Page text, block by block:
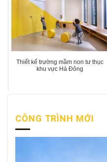
Thiết kế trường mầm non tư thục
khu vực Hà Đông
CÔNG TRÌNH MỚI